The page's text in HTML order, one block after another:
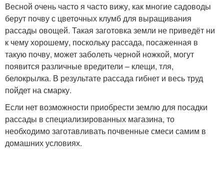
Весной очень часто я часто вижу, как многие садоводы
берут почву с цветочных клумб для выращивания
рассады овощей. Такая заготовка земли не приведёт ни
к чему хорошему, поскольку рассада, посаженная в
такую почву, может заболеть черной ножкой, могут
появится различные вредители – клещи, тля,
белокрылка. В результате рассада гибнет и весь труд
пойдет на смарку.
Если нет возможности приобрести землю для посадки
рассады в специализированных магазина, то
необходимо заготавливать почвенные смеси самим в
домашних условиях.